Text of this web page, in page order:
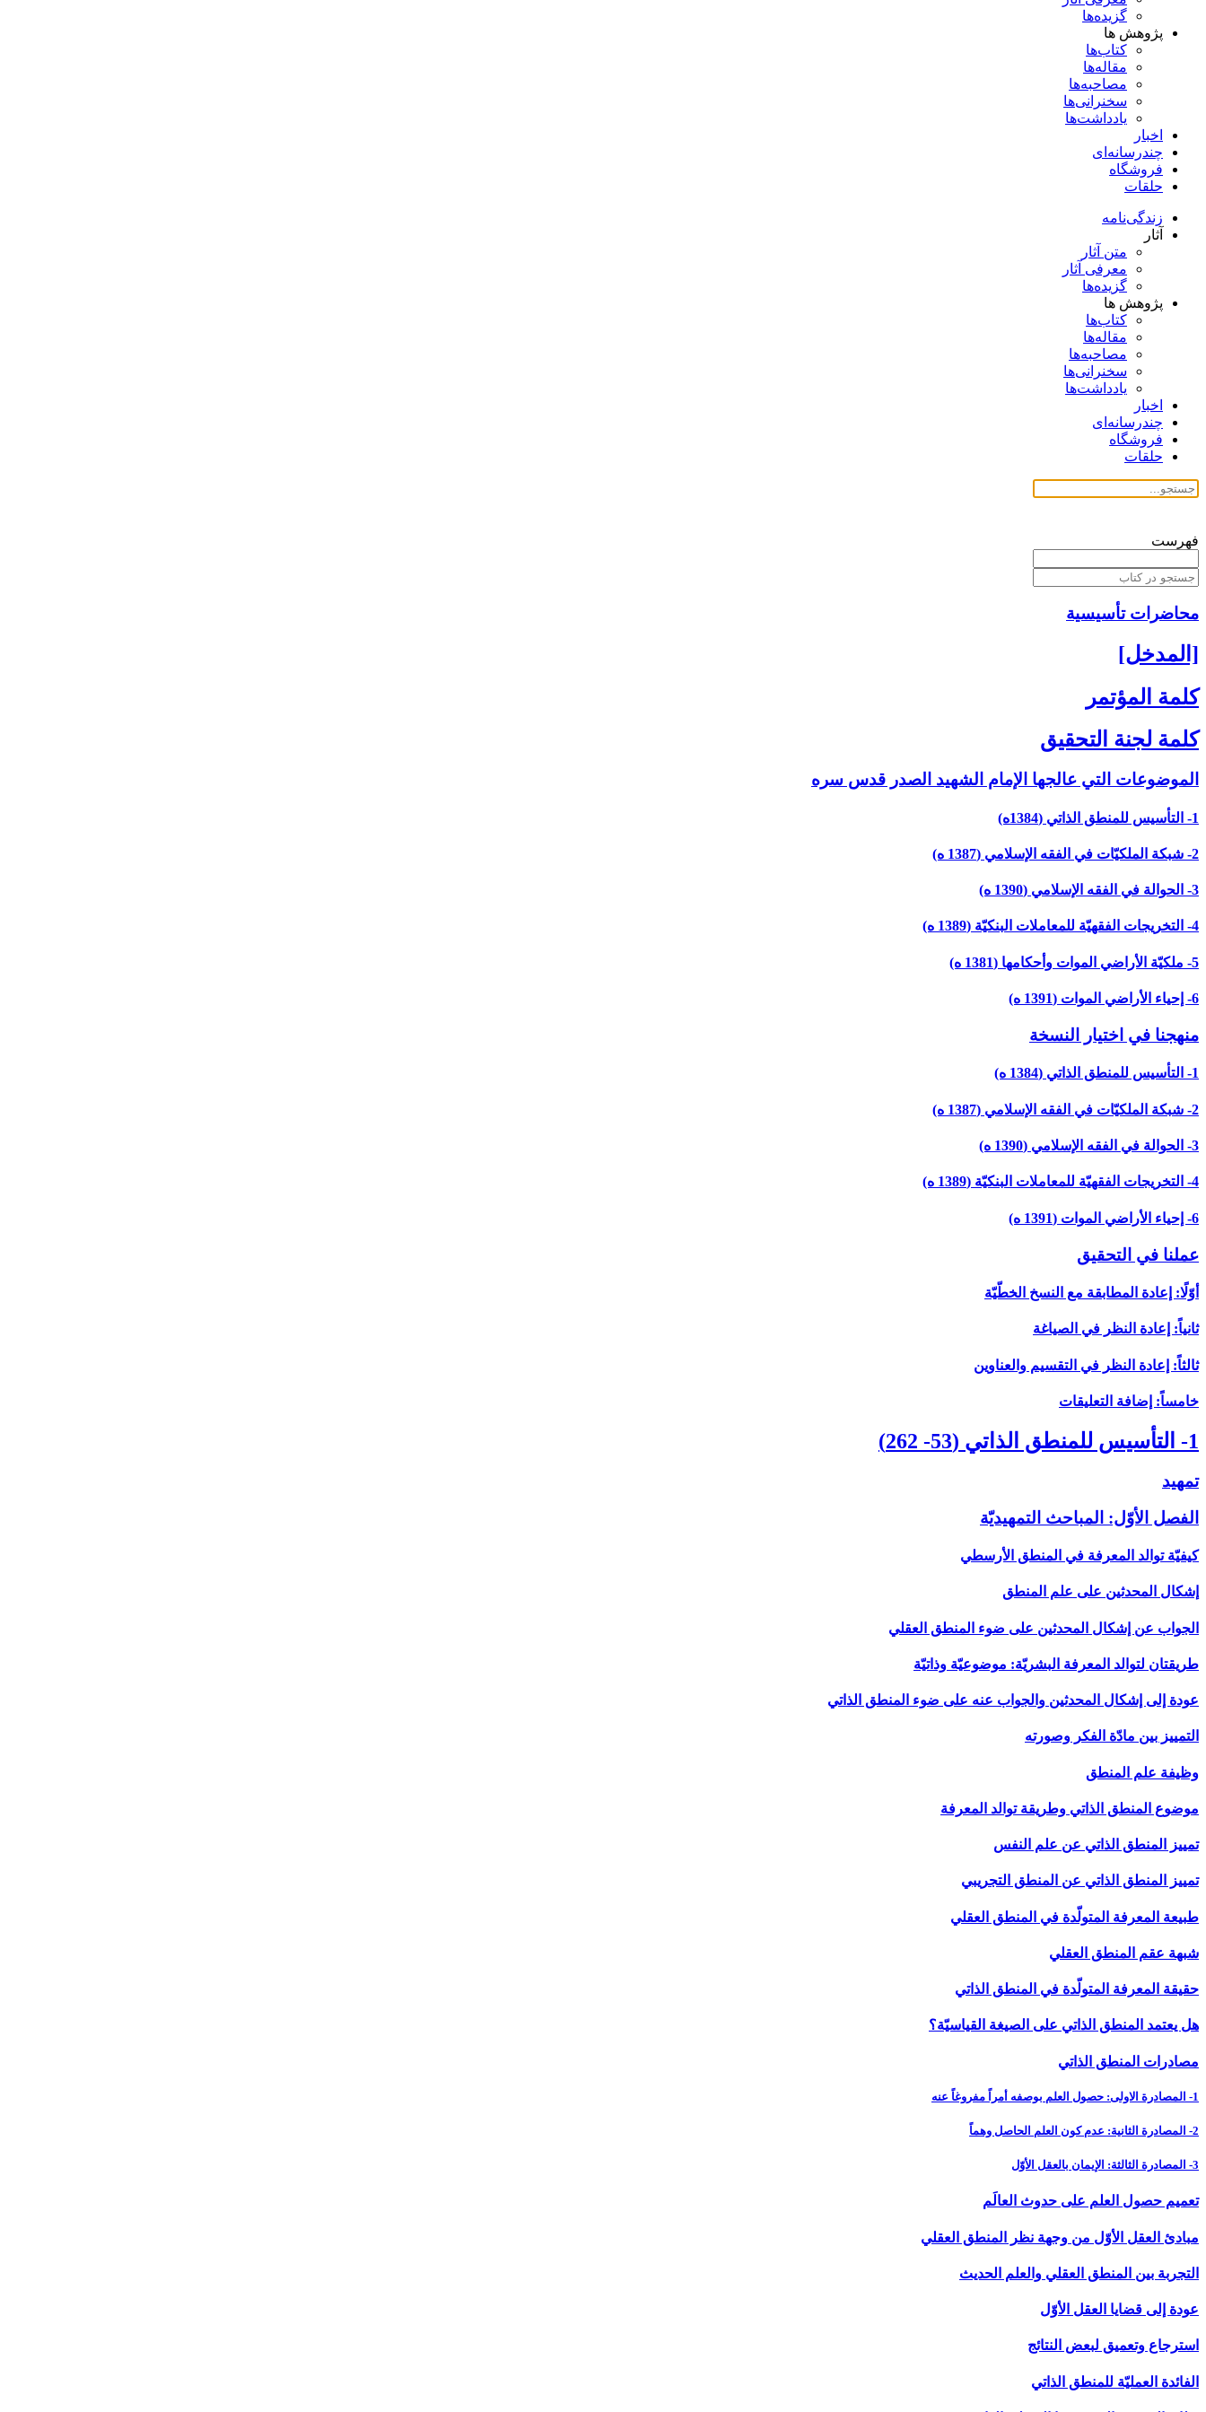
گزیده‌ها
پژوهش ها
کتاب‌ها
مقاله‌ها
مصاحبه‌ها
سخنرانی‌ها
یادداشت‌ها
اخبار
چندرسانه‌ای
فروشگاه
حلقات
زندگی‌نامه
آثار
متن آثار
معرفی آثار
گزیده‌ها
پژوهش ها
کتاب‌ها
مقاله‌ها
مصاحبه‌ها
سخنرانی‌ها
یادداشت‌ها
اخبار
چندرسانه‌ای
فروشگاه
حلقات
فهرست
محاضرات تأسیسیة
[المدخل‏]
كلمة المؤتمر
كلمة لجنة التحقيق
الموضوعات التي عالجها الإمام الشهيد الصدر قدس سره‏
1- التأسيس للمنطق الذاتي (1384ه)
2- شبكة الملكيّات في الفقه الإسلامي (1387 ه)
3- الحوالة في الفقه الإسلامي (1390 ه)
4- التخريجات الفقهيّة للمعاملات البنكيّة (1389 ه)
5- ملكيّة الأراضي الموات وأحكامها (1381 ه)
6- إحياء الأراضي الموات (1391 ه)
منهجنا في اختيار النسخة
1- التأسيس للمنطق الذاتي (1384 ه)
2- شبكة الملكيّات في الفقه الإسلامي (1387 ه)
3- الحوالة في الفقه الإسلامي (1390 ه)
4- التخريجات الفقهيّة للمعاملات البنكيّة (1389 ه)
6- إحياء الأراضي الموات (1391 ه)
عملنا في التحقيق
أوّلًا: إعادة المطابقة مع النسخ الخطّيّة
ثانياً: إعادة النظر في الصياغة
ثالثاً: إعادة النظر في التقسيم والعناوين
خامساً: إضافة التعليقات
1- التأسيس للمنطق الذاتي (53- 262)
تمهيد
الفصل الأوّل: المباحث التمهيديّة
كيفيّة توالد المعرفة في المنطق الأرسطي
إشكال المحدثين على علم المنطق
الجواب عن إشكال المحدثين على ضوء المنطق العقلي
طريقتان لتوالد المعرفة البشريّة: موضوعيّة وذاتيّة
عودة إلى إشكال المحدثين والجواب عنه على ضوء المنطق الذاتي
التمييز بين مادّة الفكر وصورته
وظيفة علم المنطق
موضوع المنطق الذاتي وطريقة توالد المعرفة
تمييز المنطق الذاتي عن علم النفس
تمييز المنطق الذاتي عن المنطق التجريبي
طبيعة المعرفة المتولّدة في المنطق العقلي
شبهة عقم المنطق العقلي
حقيقة المعرفة المتولّدة في المنطق الذاتي
هل يعتمد المنطق الذاتي على الصيغة القياسيّة؟
مصادرات المنطق الذاتي
1- المصادرة الاولى: حصول العلم بوصفه أمراً مفروغاً عنه
2- المصادرة الثانية: عدم كون العلم الحاصل وهماً
3- المصادرة الثالثة: الإيمان بالعقل الأوّل
تعميم حصول العلم على حدوث العالَم
مبادئ العقل الأوّل من وجهة نظر المنطق العقلي
التجربة بين المنطق العقلي والعلم الحديث
عودة إلى قضايا العقل الأوّل
استرجاع وتعميق لبعض النتائج
الفائدة العمليّة للمنطق الذاتي